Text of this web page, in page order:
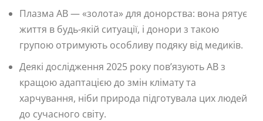
Плазма AB — «золота» для донорства: вона рятує
життя в будь-якій ситуації, і донори з такою
групою отримують особливу подяку від медиків.
Деякі дослідження 2025 року пов’язують AB з
кращою адаптацією до змін клімату та
харчування, ніби природа підготувала цих людей
до сучасного світу.